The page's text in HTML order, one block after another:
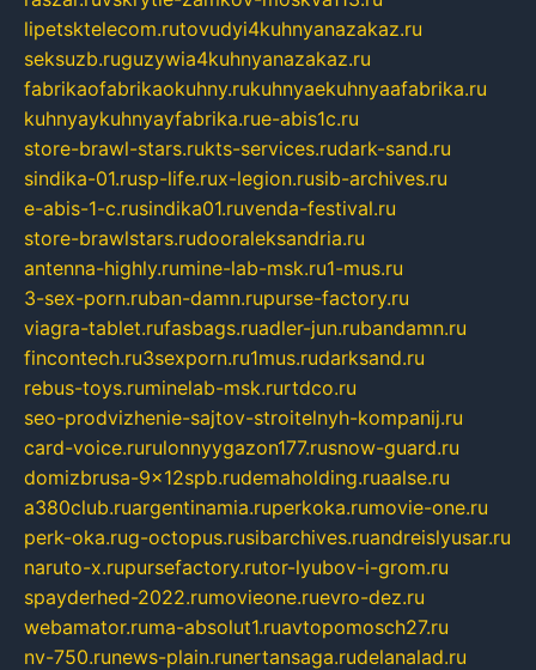
lipetsktelecom.rutovudyi4kuhnyanazakaz.ru
seksuzb.ruguzywia4kuhnyanazakaz.ru
fabrikaofabrikaokuhny.rukuhnyaekuhnyaafabrika.ru
kuhnyaykuhnyayfabrika.rue-abis1c.ru
store-brawl-stars.rukts-services.rudark-sand.ru
sindika-01.rusp-life.rux-legion.rusib-archives.ru
e-abis-1-c.rusindika01.ruvenda-festival.ru
store-brawlstars.rudooraleksandria.ru
antenna-highly.rumine-lab-msk.ru1-mus.ru
3-sex-porn.ruban-damn.rupurse-factory.ru
viagra-tablet.rufasbags.ruadler-jun.rubandamn.ru
fincontech.ru3sexporn.ru1mus.rudarksand.ru
rebus-toys.ruminelab-msk.rurtdco.ru
seo-prodvizhenie-sajtov-stroitelnyh-kompanij.ru
card-voice.rurulonnyygazon177.rusnow-guard.ru
domizbrusa-9x12spb.rudemaholding.ruaalse.ru
a380club.ruargentinamia.ruperkoka.rumovie-one.ru
perk-oka.rug-octopus.rusibarchives.ruandreislyusar.ru
naruto-x.rupursefactory.rutor-lyubov-i-grom.ru
spayderhed-2022.rumovieone.ruevro-dez.ru
webamator.ruma-absolut1.ruavtopomosch27.ru
nv-750.runews-plain.runertansaga.rudelanalad.ru